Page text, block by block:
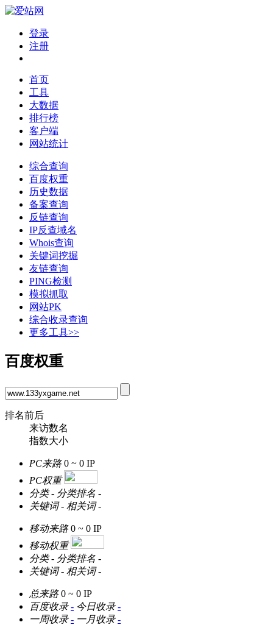
登录
注册
首页
工具
大数据
排行榜
客户端
网站统计
综合查询
百度权重
历史数据
备案查询
反链查询
IP反查域名
Whois查询
关键词挖掘
友链查询
PING检测
模拟抓取
网站PK
综合收录查询
更多工具>>
百度权重
排名前后
来访数名
指数大小
PC来路 0 ~ 0 IP
PC权重
分类 - 分类排名 -
关键词 - 相关词 -
移动来路 0 ~ 0 IP
移动权重
分类 - 分类排名 -
关键词 - 相关词 -
总来路 0 ~ 0 IP
百度收录 - 今日收录 -
一周收录 - 一月收录 -